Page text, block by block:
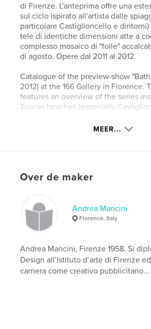
di Firenze. L'anteprima offre una
sul ciclo ispirato all'artista dalle
particolare Castiglioncello e dintorni)
tele di identiche dimensioni atte a
complesso mosaico di "folle"
di agosto. Opere dal 2011 al 2012.
Catalogue of the preview-show
2012) at the 166 Gallery in Florence.
features an overview of the series
Tuscan beaches (especially
suitable to compose a big mosaic of
kenmerken /
Hoofdcategorie: Beeldende kunst
Versie
E-book met vaste lay-out , %
pag
Datum publiceren:sep 21, 2012
Laatst bijgewerkt ok 23, 2014
TaalItalian
MEER...
Over de maker
Andrea Mancini
Florence, Italy
Andrea Mancini, Firenze 1958. Si
Design all’Istituto d’arte di Firenze
carriera come creativo